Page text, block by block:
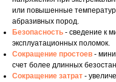
или повышенные
абразивных пород.
Безопасность - сведение к
эксплуатационных поломок.
Сокращение простоев -
счет более длинных
Сокращение затрат -